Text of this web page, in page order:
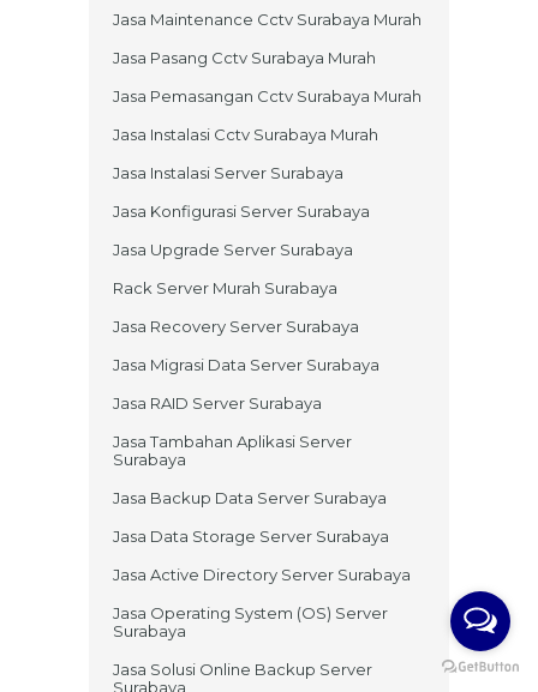
Jasa Maintenance Cctv Surabaya Murah
Jasa Pasang Cctv Surabaya Murah
Jasa Pemasangan Cctv Surabaya Murah
Jasa Instalasi Cctv Surabaya Murah
Jasa Instalasi Server Surabaya
Jasa Konfigurasi Server Surabaya
Jasa Upgrade Server Surabaya
Rack Server Murah Surabaya
Jasa Recovery Server Surabaya
Jasa Migrasi Data Server Surabaya
Jasa RAID Server Surabaya
Jasa Tambahan Aplikasi Server
Surabaya
Jasa Backup Data Server Surabaya
Jasa Data Storage Server Surabaya
Jasa Active Directory Server Surabaya
Jasa Operating System (OS) Server
Surabaya
Jasa Solusi Online Backup Server
Surabaya